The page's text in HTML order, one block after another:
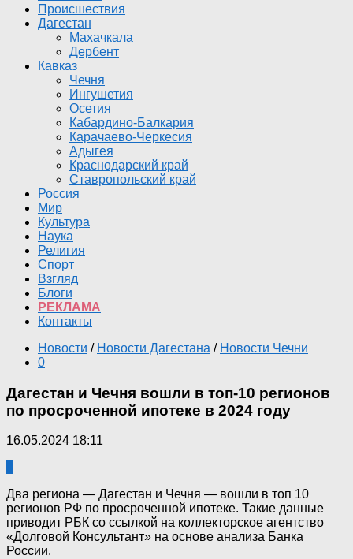
Происшествия
Дагестан
Махачкала
Дербент
Кавказ
Чечня
Ингушетия
Осетия
Кабардино-Балкария
Карачаево-Черкесия
Адыгея
Краснодарский край
Ставропольский край
Россия
Мир
Культура
Наука
Религия
Спорт
Взгляд
Блоги
РЕКЛАМА
Контакты
Новости / Новости Дагестана / Новости Чечни
0
Дагестан и Чечня вошли в топ-10 регионов
по просроченной ипотеке в 2024 году
16.05.2024 18:11
Два региона — Дагестан и Чечня — вошли в топ 10
регионов РФ по просроченной ипотеке. Такие данные
приводит РБК со ссылкой на коллекторское агентство
«Долговой Консультант» на основе анализа Банка
России.